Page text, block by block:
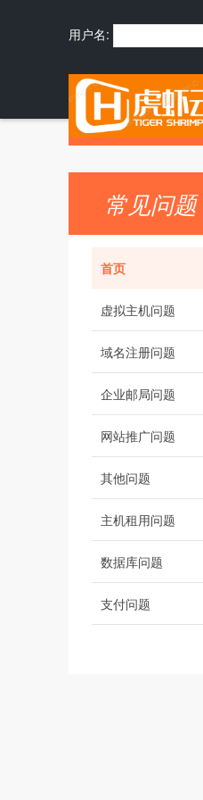
用户名:
常见问题
首页
虚拟主机问题
域名注册问题
企业邮局问题
网站推广问题
其他问题
主机租用问题
数据库问题
支付问题